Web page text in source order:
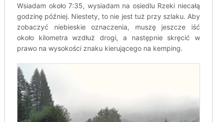
Wsiadam około 7:35, wysiadam na osiedlu Rzeki niecałą
godzinę później. Niestety, to nie jest tuż przy szlaku. Aby
zobaczyć niebieskie oznaczenia, muszę jeszcze iść
około kilometra wzdłuż drogi, a następnie skręcić w
prawo na wysokości znaku kierującego na kemping.